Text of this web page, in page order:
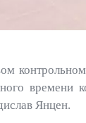
времени
Янцен.